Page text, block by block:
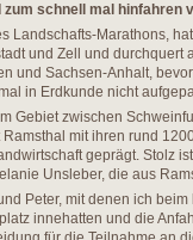
schnell mal hinfahren
Landschafts-Marathons,
und Zell und durchquert
und Sachsen-Anhalt,
in Erdkunde nicht
Gebiet zwischen
mit ihren rund
geprägt. Stolz
Unsleber, die aus
Peter, mit denen ich
innehatten und die